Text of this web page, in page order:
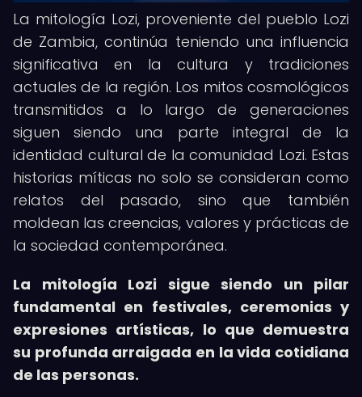
La mitología Lozi, proveniente del pueblo Lozi
de Zambia, continúa teniendo una influencia
significativa en la cultura y tradiciones
actuales de la región. Los mitos cosmológicos
transmitidos a lo largo de generaciones
siguen siendo una parte integral de la
identidad cultural de la comunidad Lozi. Estas
historias míticas no solo se consideran como
relatos del pasado, sino que también
moldean las creencias, valores y prácticas de
la sociedad contemporánea.
La mitología Lozi sigue siendo un pilar
fundamental en festivales, ceremonias y
expresiones artísticas, lo que demuestra
su profunda arraigada en la vida cotidiana
de las personas.